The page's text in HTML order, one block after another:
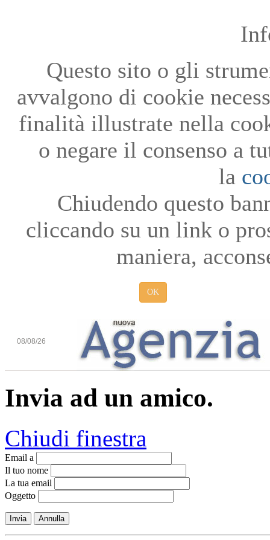
Questo sito o gli
avvalgono di cookie
finalità illustrate nella
o negare il consenso a
la
Chiudendo questo
cliccando su un link o
maniera,
OK
08/08/26
Invia ad un amico.
Chiudi finestra
Email a
Il tuo nome
La tua email
Oggetto
Invia Annulla